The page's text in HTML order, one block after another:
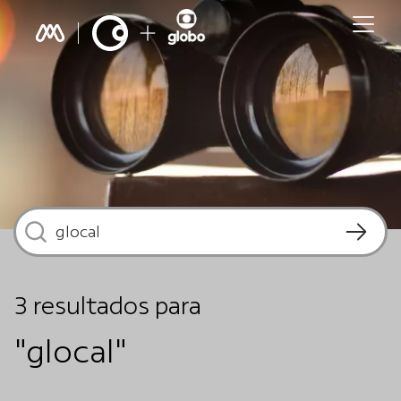
3 resultados para
"glocal"